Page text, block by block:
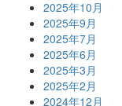
2025年10月
2025年9月
2025年7月
2025年6月
2025年3月
2025年2月
2024年12月